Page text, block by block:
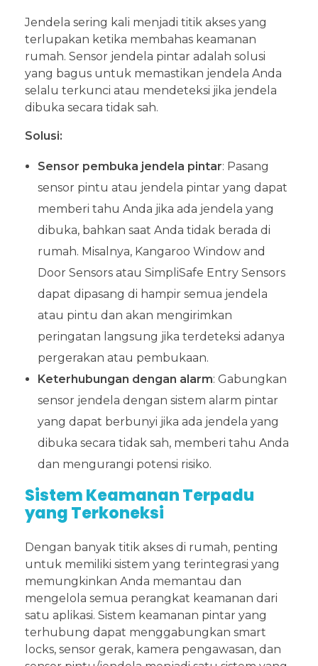
Jendela sering kali menjadi titik akses yang
terlupakan ketika membahas keamanan
rumah. Sensor jendela pintar adalah solusi
yang bagus untuk memastikan jendela Anda
selalu terkunci atau mendeteksi jika jendela
dibuka secara tidak sah.
Solusi:
Sensor pembuka jendela pintar: Pasang
sensor pintu atau jendela pintar yang dapat
memberi tahu Anda jika ada jendela yang
dibuka, bahkan saat Anda tidak berada di
rumah. Misalnya, Kangaroo Window and
Door Sensors atau SimpliSafe Entry Sensors
dapat dipasang di hampir semua jendela
atau pintu dan akan mengirimkan
peringatan langsung jika terdeteksi adanya
pergerakan atau pembukaan.
Keterhubungan dengan alarm: Gabungkan
sensor jendela dengan sistem alarm pintar
yang dapat berbunyi jika ada jendela yang
dibuka secara tidak sah, memberi tahu Anda
dan mengurangi potensi risiko.
Sistem Keamanan Terpadu
yang Terkoneksi
Dengan banyak titik akses di rumah, penting
untuk memiliki sistem yang terintegrasi yang
memungkinkan Anda memantau dan
mengelola semua perangkat keamanan dari
satu aplikasi. Sistem keamanan pintar yang
terhubung dapat menggabungkan smart
locks, sensor gerak, kamera pengawasan, dan